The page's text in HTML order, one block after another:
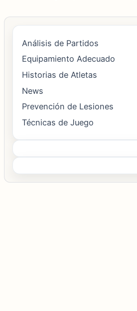
Análisis de Partidos
Equipamiento Adecuado
Historias de Atletas
News
Prevención de Lesiones
Técnicas de Juego